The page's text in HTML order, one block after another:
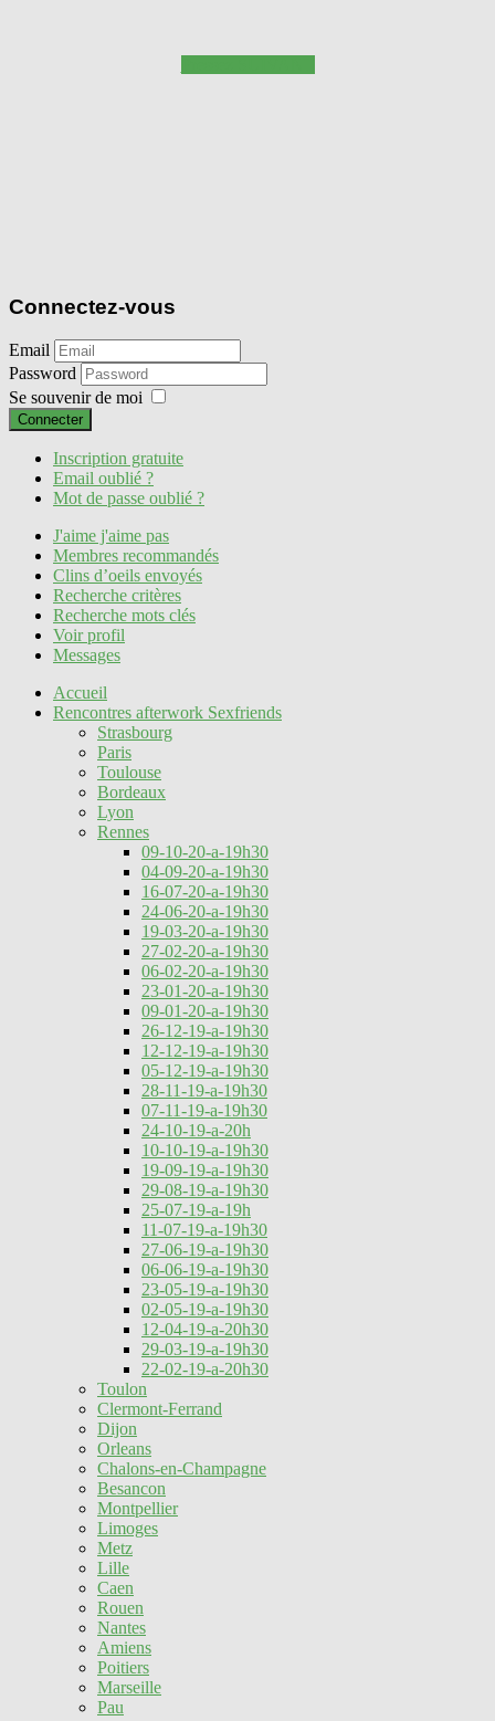
Connectez-vous
Email
Password
Se souvenir de moi
Connecter
Inscription gratuite
Email oublié ?
Mot de passe oublié ?
J'aime j'aime pas
Membres recommandés
Clins d’oeils envoyés
Recherche critères
Recherche mots clés
Voir profil
Messages
Accueil
Rencontres afterwork Sexfriends
Strasbourg
Paris
Toulouse
Bordeaux
Lyon
Rennes
09-10-20-a-19h30
04-09-20-a-19h30
16-07-20-a-19h30
24-06-20-a-19h30
19-03-20-a-19h30
27-02-20-a-19h30
06-02-20-a-19h30
23-01-20-a-19h30
09-01-20-a-19h30
26-12-19-a-19h30
12-12-19-a-19h30
05-12-19-a-19h30
28-11-19-a-19h30
07-11-19-a-19h30
24-10-19-a-20h
10-10-19-a-19h30
19-09-19-a-19h30
29-08-19-a-19h30
25-07-19-a-19h
11-07-19-a-19h30
27-06-19-a-19h30
06-06-19-a-19h30
23-05-19-a-19h30
02-05-19-a-19h30
12-04-19-a-20h30
29-03-19-a-19h30
22-02-19-a-20h30
Toulon
Clermont-Ferrand
Dijon
Orleans
Chalons-en-Champagne
Besancon
Montpellier
Limoges
Metz
Lille
Caen
Rouen
Nantes
Amiens
Poitiers
Marseille
Pau